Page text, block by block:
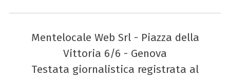
Mentelocale Web Srl - Piazza della
Vittoria 6/6 - Genova
Testata giornalistica registrata al